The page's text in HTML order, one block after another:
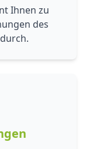
Ihnen zu
des